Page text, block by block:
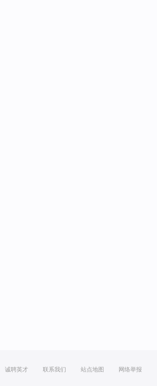
诚聘英才 联系我们 站点地图 网络举报